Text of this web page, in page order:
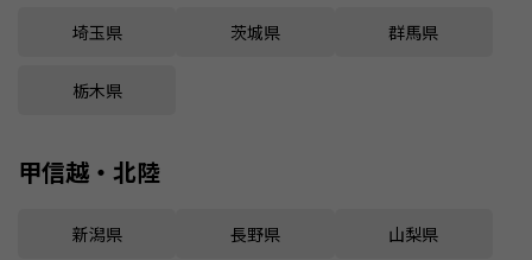
埼玉県 茨城県 群馬県
栃木県
甲信越・北陸
新潟県 長野県 山梨県